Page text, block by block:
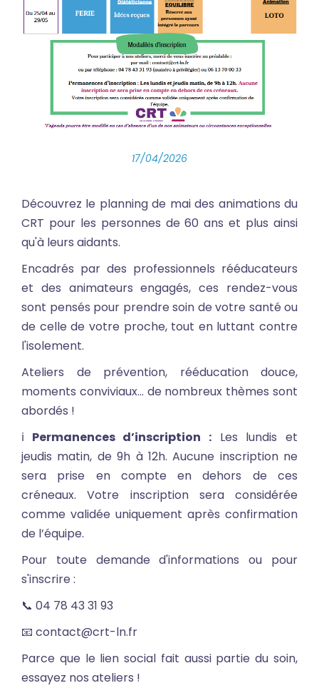
17/04/2026
Découvrez le planning de mai des animations du
CRT pour les personnes de 60 ans et plus ainsi
qu'à leurs aidants.
Encadrés par des professionnels rééducateurs
et des animateurs engagés, ces rendez-vous
sont pensés pour prendre soin de votre santé ou
de celle de votre proche, tout en luttant contre
l'isolement.
Ateliers de prévention, rééducation douce,
moments conviviaux... de nombreux thèmes sont
abordés !
ℹ️ Permanences d’inscription : Les lundis et
jeudis matin, de 9h à 12h. Aucune inscription ne
sera prise en compte en dehors de ces
créneaux. Votre inscription sera considérée
comme validée uniquement après confirmation
de l’équipe.
Pour toute demande d'informations ou pour
s'inscrire :
📞 04 78 43 31 93
📧 contact@crt-ln.fr
Parce que le lien social fait aussi partie du soin,
essayez nos ateliers !